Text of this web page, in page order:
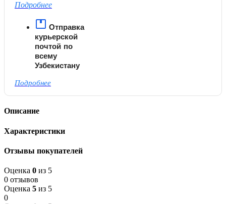
Подробнее
Отправка
курьерской
почтой по
всему
Узбекистану
Подробнее
Описание
Характеристики
Отзывы покупателей
Оценка 0 из 5
0 отзывов
Оценка 5 из 5
0